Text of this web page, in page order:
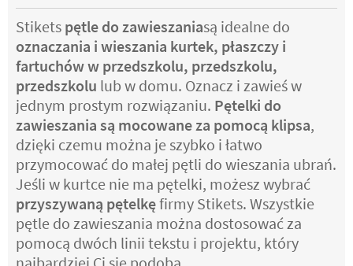
Stikets pętle do zawieszaniasą idealne do
oznaczania i wieszania kurtek, płaszczy i
fartuchów w przedszkolu, przedszkolu,
przedszkolu lub w domu. Oznacz i zawieś w
jednym prostym rozwiązaniu. Pętelki do
zawieszania są mocowane za pomocą klipsa,
dzięki czemu można je szybko i łatwo
przymocować do małej pętli do wieszania ubrań.
Jeśli w kurtce nie ma pętelki, możesz wybrać
przyszywaną pętelkęfirmy Stikets. Wszystkie
pętle do zawieszania można dostosować za
pomocą dwóch linii tekstu i projektu, który